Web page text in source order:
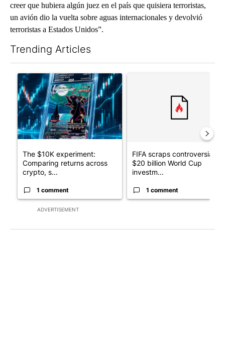
creer que hubiera algún juez en el país que quisiera terroristas,
un avión dio la vuelta sobre aguas internacionales y devolvió
terroristas a Estados Unidos”.
Trending Articles
ADVERTISEMENT
A trending article titled "The $10K experiment: Comparing
The $10K experiment:
Comparing returns across
crypto, s...
1 comment
FIFA scraps controversial
$20 billion World Cup
investm...
1 comment